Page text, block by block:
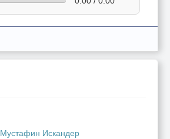
Мустафин Искандер